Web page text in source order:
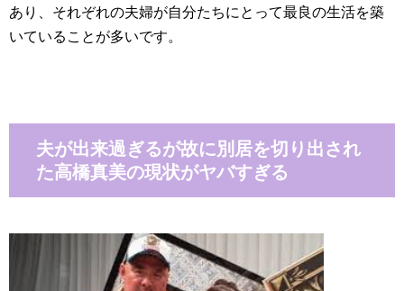
あり、それぞれの夫婦が自分たちにとって最良の生活を築
いていることが多いです。
夫が出来過ぎるが故に別居を切り出され
た高橋真美の現状がヤバすぎる